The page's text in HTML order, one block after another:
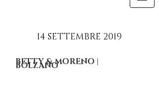
14 SETTEMBRE 2019
BETTY & MORENO |
BOLZANO